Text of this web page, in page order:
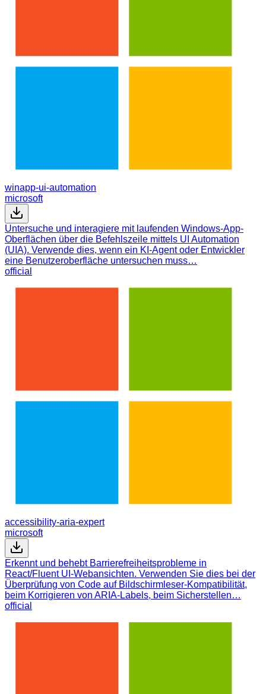
winapp-ui-automation
microsoft
Untersuche und interagiere mit laufenden Windows-App-
Oberflächen über die Befehlszeile mittels UI Automation
(UIA). Verwende dies, wenn ein KI-Agent oder Entwickler
eine Benutzeroberfläche untersuchen muss…
official
accessibility-aria-expert
microsoft
Erkennt und behebt Barrierefreiheitsprobleme in
React/Fluent UI-Webansichten. Verwenden Sie dies bei der
Überprüfung von Code auf Bildschirmleser-Kompatibilität,
beim Korrigieren von ARIA-Labels, beim Sicherstellen…
official